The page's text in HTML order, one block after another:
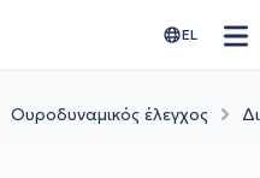
EL
Ουροδυναμικός έλεγχος